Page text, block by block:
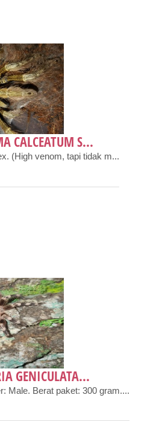
CALCEATUM S...
(High venom, tapi tidak m...
GENICULATA...
Male. Berat paket: 300 gram....